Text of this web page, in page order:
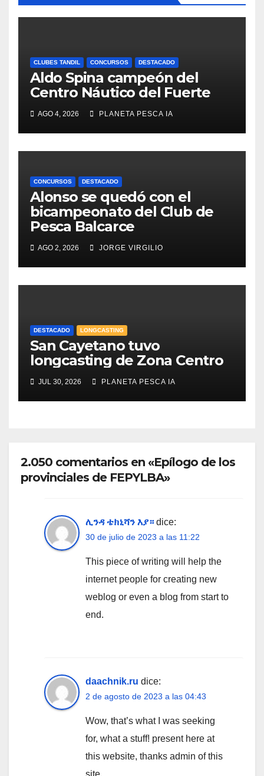
CLUBES TANDIL CONCURSOS DESTACADO
Aldo Spina campeón del
Centro Náutico del Fuerte
AGO 4, 2026 PLANETA PESCA IA
CONCURSOS DESTACADO
Alonso se quedó con el
bicampeonato del Club de
Pesca Balcarce
AGO 2, 2026 JORGE VIRGILIO
DESTACADO LONGCASTING
San Cayetano tuvo
longcasting de Zona Centro
JUL 30, 2026 PLANETA PESCA IA
2.050 comentarios en «Epílogo de los
provinciales de FEPYLBA»
ሊንዳ ቴክኒሻን እያ። dice:
30 de julio de 2023 a las 11:22
This piece of writing will help the
internet people for creating new
weblog or even a blog from start to
end.
daachnik.ru dice:
2 de agosto de 2023 a las 04:43
Wow, that’s what I was seeking
for, what a stuff! present here at
this website, thanks admin of this
site.